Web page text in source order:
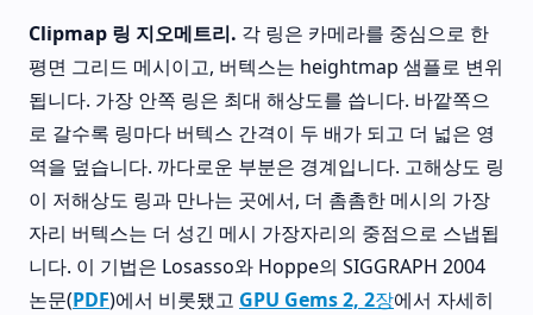
Clipmap 링 지오메트리. 각 링은 카메라를 중심으로 한
평면 그리드 메시이고, 버텍스는 heightmap 샘플로 변위
됩니다. 가장 안쪽 링은 최대 해상도를 씁니다. 바깥쪽으
로 갈수록 링마다 버텍스 간격이 두 배가 되고 더 넓은 영
역을 덮습니다. 까다로운 부분은 경계입니다. 고해상도 링
이 저해상도 링과 만나는 곳에서, 더 촘촘한 메시의 가장
자리 버텍스는 더 성긴 메시 가장자리의 중점으로 스냅됩
니다. 이 기법은 Losasso와 Hoppe의 SIGGRAPH 2004
논문(PDF)에서 비롯됐고 GPU Gems 2, 2장에서 자세히